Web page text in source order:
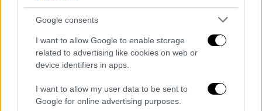
Google consents
I want to allow Google to enable storage
related to advertising like cookies on web or
device identifiers in apps.
I want to allow my user data to be sent to
Google for online advertising purposes.
τραγωδία σημειώθηκε περίπου στις 07:30
όταν η γυναίκα, υπό συνθήκες που μέχρι
εγκλωβίστηκε και συνεθλίβη σε βιομηχανικό
πλυντήριο , μέσα στην επιχείρηση όπου